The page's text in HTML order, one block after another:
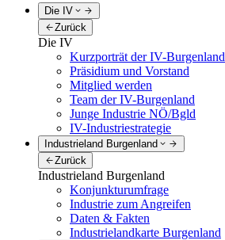
Die IV
Zurück
Die IV
Kurzporträt der IV-Burgenland
Präsidium und Vorstand
Mitglied werden
Team der IV-Burgenland
Junge Industrie NÖ/Bgld
IV-Industriestrategie
Industrieland Burgenland
Zurück
Industrieland Burgenland
Konjunkturumfrage
Industrie zum Angreifen
Daten & Fakten
Industrielandkarte Burgenland